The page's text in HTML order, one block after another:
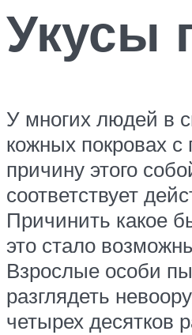
Укусы
У многих людей в
кожных покровах
причину этого
соответствует
Причинить какое
это стало
Взрослые особи
разглядеть
четырех десятков